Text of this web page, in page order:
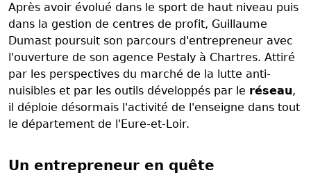
Après avoir évolué dans le sport de haut niveau puis
dans la gestion de centres de profit, Guillaume
Dumast poursuit son parcours d'entrepreneur avec
l'ouverture de son agence Pestaly à Chartres. Attiré
par les perspectives du marché de la lutte anti-
nuisibles et par les outils développés par le réseau,
il déploie désormais l'activité de l'enseigne dans tout
le département de l'Eure-et-Loir.
Un entrepreneur en quête